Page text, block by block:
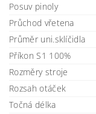
Posuv pinoly
Průchod vřetena
Průměr uni.sklíčidla
Příkon S1 100%
Rozměry stroje
Rozsah otáček
Točná délka